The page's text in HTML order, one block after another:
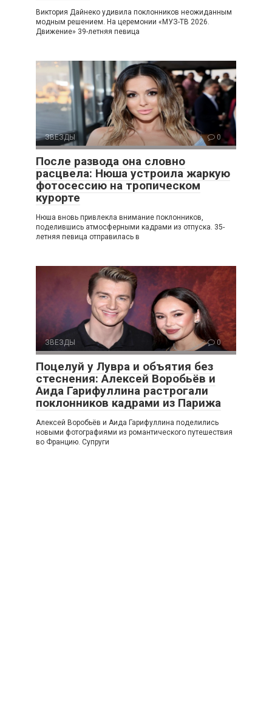
Виктория Дайнеко удивила поклонников неожиданным
модным решением. На церемонии «МУЗ-ТВ 2026.
Движение» 39-летняя певица
ЗВЕЗДЫ 0
После развода она словно
расцвела: Нюша устроила жаркую
фотосессию на тропическом
курорте
Нюша вновь привлекла внимание поклонников,
поделившись атмосферными кадрами из отпуска. 35-
летняя певица отправилась в
ЗВЕЗДЫ 0
Поцелуй у Лувра и объятия без
стеснения: Алексей Воробьёв и
Аида Гарифуллина растрогали
поклонников кадрами из Парижа
Алексей Воробьёв и Аида Гарифуллина поделились
новыми фотографиями из романтического путешествия
во Францию. Супруги